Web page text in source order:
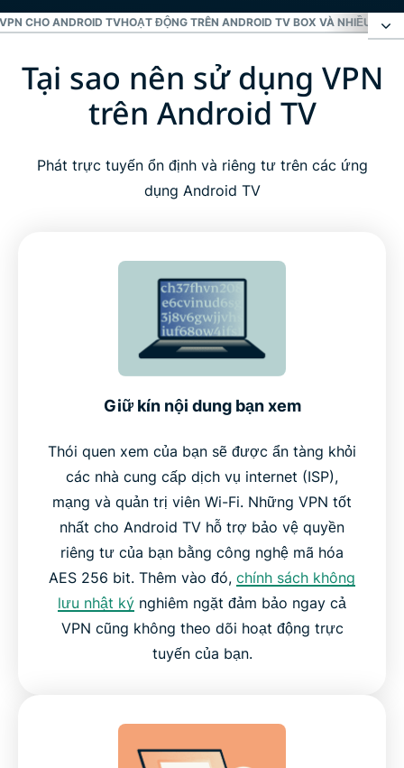
CHO ANDROID TVHOẠT ĐỘNG TRÊN ANDROID TV BOX VÀ NHIỀU
Tại sao nên sử dụng VPN trên Android TV
Hướng dẫn cài đặt ExpressVPN trên Android TV
Các tính năng chính của ExpressVPN cho Android
Hoạt động trên Android TV Box và nhiều thiết bị
khác
Mọi người nói gì về ExpressVPN
Câu hỏi thường gặp
Dùng thử ExpressVPN không lo rủi ro trên Android
TV ngay hôm nay
Tại sao nên sử dụng VPN
trên Android TV
Phát trực tuyến ổn định và riêng tư trên các ứng
dụng Android TV
Giữ kín nội dung bạn xem
Thói quen xem của bạn sẽ được ẩn tàng khỏi
các nhà cung cấp dịch vụ internet (ISP),
mạng và quản trị viên Wi-Fi. Những VPN tốt
nhất cho Android TV hỗ trợ bảo vệ quyền
riêng tư của bạn bằng công nghệ mã hóa
AES 256 bit. Thêm vào đó, chính sách không
lưu nhật ký nghiêm ngặt đảm bảo ngay cả
VPN cũng không theo dõi hoạt động trực
tuyến của bạn.